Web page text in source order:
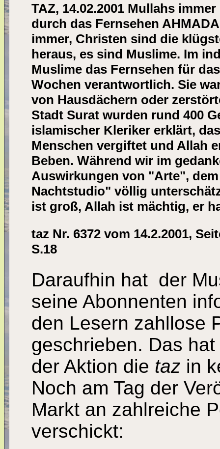
TAZ, 14.02.2001 Mullahs
durch das Fernsehen
immer, Christen sind die
heraus, es sind Muslime. Im
Muslime das Fernsehen für
Wochen verantwortlich. Sie
von Hausdächern oder
Stadt Surat wurden rund 400
islamischer Kleriker erklärt,
Menschen vergiftet und Allah
Beben. Während wir im
Auswirkungen von "Arte",
Nachtstudio" völlig
ist groß, Allah ist mächtig, er
taz Nr. 6372 vom 14.2.2001,
S.18
Daraufhin hat der
seine Abonnenten
den Lesern zahllose
geschrieben. Das
der Aktion die taz in
Noch am Tag der
Markt an zahlreiche
verschickt: